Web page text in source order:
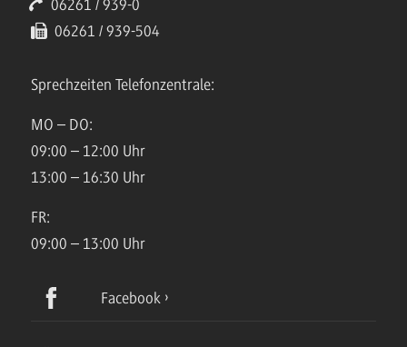
06261 / 939-0
06261 / 939-504
Sprechzeiten Telefonzentrale:
MO – DO:
09:00 – 12:00 Uhr
13:00 – 16:30 Uhr
FR:
09:00 – 13:00 Uhr
Facebook